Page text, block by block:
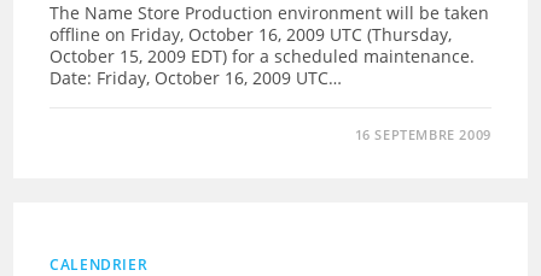
The Name Store Production environment will be taken
offline on Friday, October 16, 2009 UTC (Thursday,
October 15, 2009 EDT) for a scheduled maintenance.
Date: Friday, October 16, 2009 UTC…
16 SEPTEMBRE 2009
CALENDRIER